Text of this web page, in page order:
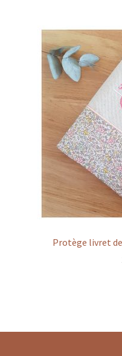
Protège livret